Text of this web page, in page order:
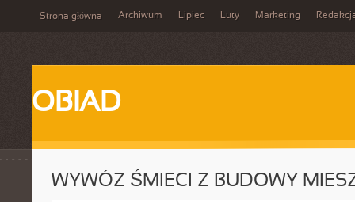
Strona główna Archiwum Lipiec Luty Marketing
OBIAD
WYWÓZ ŚMIECI Z BUDOWY